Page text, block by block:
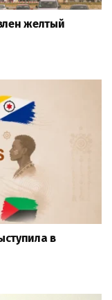
желтый
в